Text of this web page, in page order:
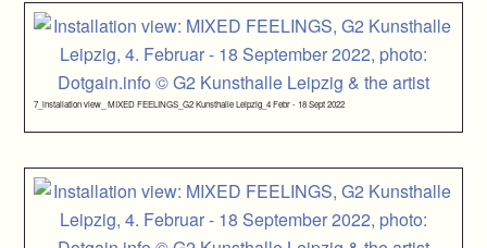
7_installation view_ MIXED FEELINGS_G2 Kunsthalle Leipzig_4 Febr - 18 Sept 2022